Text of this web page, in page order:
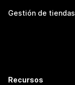
Gestión de tiendas
Recursos